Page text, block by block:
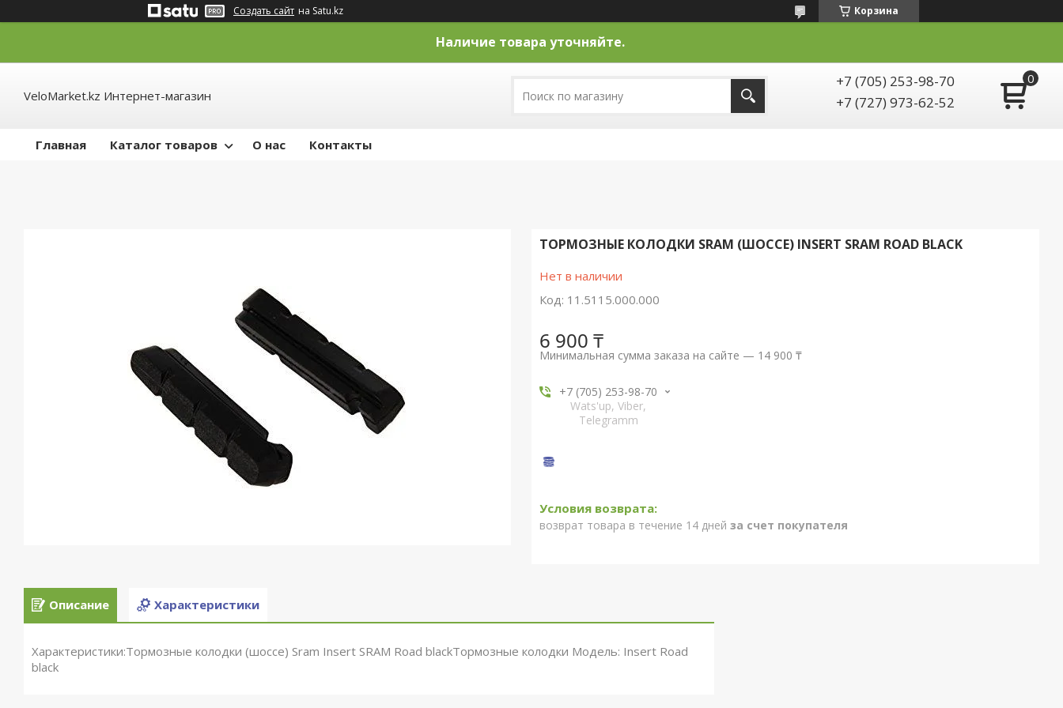
Создать сайт на Satu.kz Корзина
Наличие товара уточняйте.
VeloMarket.kz Интернет-магазин
+7 (705) 253-98-70
+7 (727) 973-62-52
Главная Каталог товаров О нас Контакты
ТОРМОЗНЫЕ КОЛОДКИ SRAM (ШОССЕ) INSERT SRAM ROAD BLACK
Нет в наличии
Код: 11.5115.000.000
6 900 ₸
Минимальная сумма заказа на сайте — 14 900 ₸
+7 (705) 253-98-70
Wats'up, Viber,
Telegramm
возврат товара в течение 14 дней за счет покупателя
Описание Характеристики
Характеристики:Тормозные колодки (шоссе) Sram Insert SRAM Road blackТормозные колодки Модель: Insert Road
black